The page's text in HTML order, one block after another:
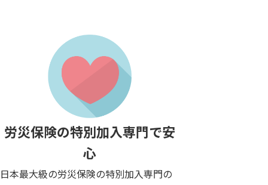
労災保険の特別加入専門で安
心
日本最大級の労災保険の特別加入専門の